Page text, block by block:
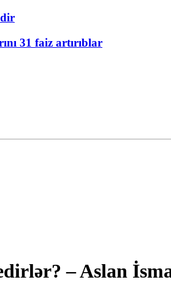
31 faiz artırıblar
– Aslan